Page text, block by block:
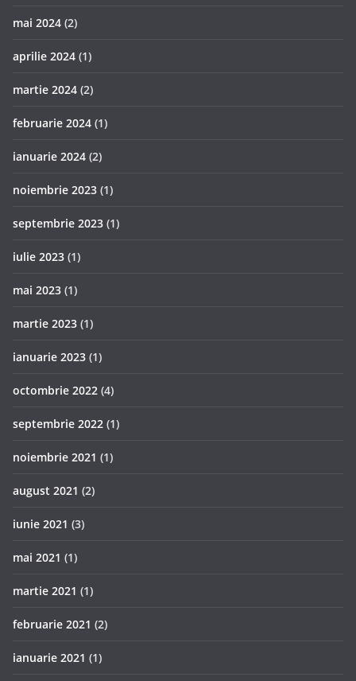
mai 2024 (2)
aprilie 2024 (1)
martie 2024 (2)
februarie 2024 (1)
ianuarie 2024 (2)
noiembrie 2023 (1)
septembrie 2023 (1)
iulie 2023 (1)
mai 2023 (1)
martie 2023 (1)
ianuarie 2023 (1)
octombrie 2022 (4)
septembrie 2022 (1)
noiembrie 2021 (1)
august 2021 (2)
iunie 2021 (3)
mai 2021 (1)
martie 2021 (1)
februarie 2021 (2)
ianuarie 2021 (1)